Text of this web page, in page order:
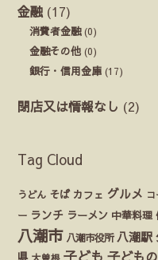
金融 (17)
消費者金融(0)
金融その他 (0)
銀行・信用金庫 (17)
閉店又は情報なし (2)
Tag Cloud
うどん そば カフェ グルメ
ー ランチ ラーメン 中華料理
八潮市 八潮市役所 八潮駅
県 大曽根 子ども 子ども